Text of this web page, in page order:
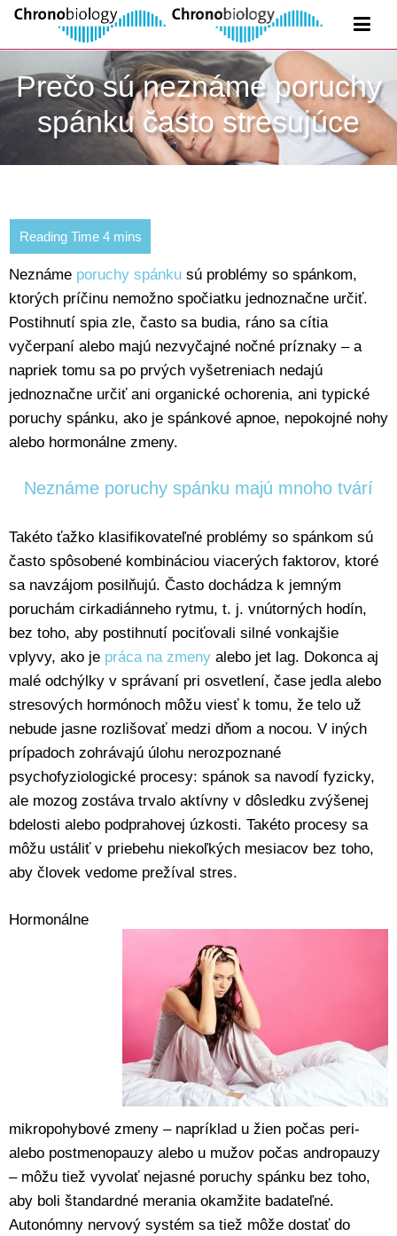
Prečo sú neznáme poruchy
spánku často stresujúce
Neznáme poruchy spánku sú problémy so spánkom,
ktorých príčinu nemožno spočiatku jednoznačne určiť.
Postihnutí spia zle, často sa budia, ráno sa cítia
vyčerpaní alebo majú nezvyčajné nočné príznaky – a
napriek tomu sa po prvých vyšetreniach nedajú
jednoznačne určiť ani organické ochorenia, ani typické
poruchy spánku, ako je spánkové apnoe, nepokojné nohy
alebo hormonálne zmeny.
Neznáme poruchy spánku majú mnoho tvárí
Takéto ťažko klasifikovateľné problémy so spánkom sú
často spôsobené kombináciou viacerých faktorov, ktoré
sa navzájom posilňujú. Často dochádza k jemným
poruchám cirkadiánneho rytmu, t. j. vnútorných hodín,
bez toho, aby postihnutí pociťovali silné vonkajšie
vplyvy, ako je práca na zmeny alebo jet lag. Dokonca aj
malé odchýlky v správaní pri osvetlení, čase jedla alebo
stresových hormónoch môžu viesť k tomu, že telo už
nebude jasne rozlišovať medzi dňom a nocou. V iných
prípadoch zohrávajú úlohu nerozpoznané
psychofyziologické procesy: spánok sa navodí fyzicky,
ale mozog zostáva trvalo aktívny v dôsledku zvýšenej
bdelosti alebo podprahovej úzkosti. Takéto procesy sa
môžu ustáliť v priebehu niekoľkých mesiacov bez toho,
aby človek vedome prežíval stres.
Hormonálne
mikropohybové zmeny – napríklad u žien počas peri-
alebo postmenopauzy alebo u mužov počas andropauzy
– môžu tiež vyvolať nejasné poruchy spánku bez toho,
aby boli štandardné merania okamžite badateľné.
Autonómny nervový systém sa tiež môže dostať do